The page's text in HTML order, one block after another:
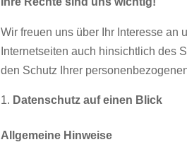
Wir freuen uns über Ihr Interesse an
Internetseiten auch hinsichtlich des
den Schutz Ihrer
Datenschutz auf einen Blick
Allgemeine Hinweise